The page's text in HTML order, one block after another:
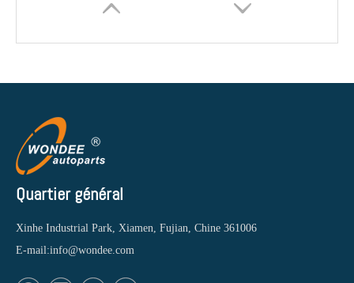
Quartier général
Xinhe Industrial Park, Xiamen, Fujian, Chine 361006
E-mail:info@wondee.com